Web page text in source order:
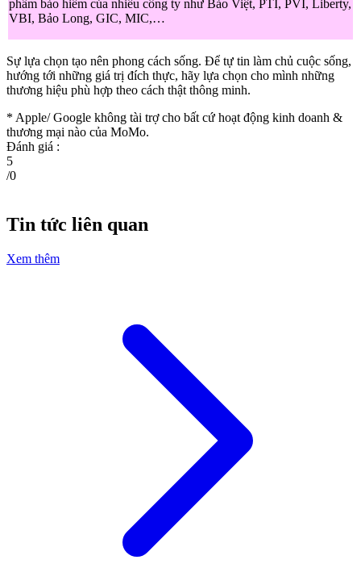
phẩm bảo hiểm của nhiều công ty như Bảo Việt, PTI, PVI, Liberty,
VBI, Bảo Long, GIC, MIC,…
Sự lựa chọn tạo nên phong cách sống. Để tự tin làm chủ cuộc sống,
hướng tới những giá trị đích thực, hãy lựa chọn cho mình những
thương hiệu phù hợp theo cách thật thông minh.
* Apple/ Google không tài trợ cho bất cứ hoạt động kinh doanh &
thương mại nào của MoMo.
Đánh giá :
5
/0
Tin tức liên quan
Xem thêm